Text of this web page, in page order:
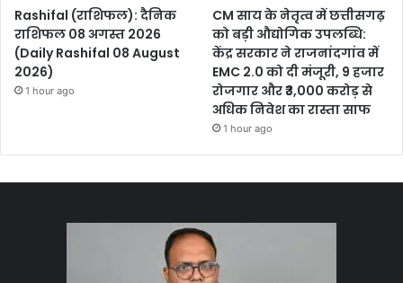
Rashifal (राशिफल): दैनिक
राशिफल 08 अगस्त 2026
(Daily Rashifal 08 August
2026)
1 hour ago
CM साय के नेतृत्व में छत्तीसगढ़
को बड़ी औद्योगिक उपलब्धि:
केंद्र सरकार ने राजनांदगांव में
EMC 2.0 को दी मंजूरी, 9 हजार
रोजगार और ₹3,000 करोड़ से
अधिक निवेश का रास्ता साफ
1 hour ago